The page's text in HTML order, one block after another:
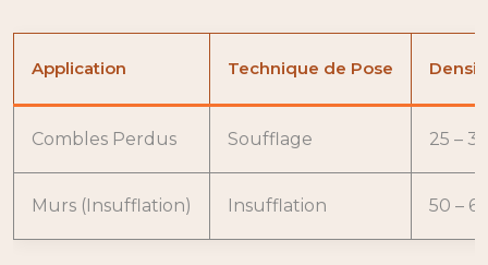
Application Technique de Pose
Combles Perdus Soufflage 25 – 35
Murs (Insufflation) Insufflation 50 – 65